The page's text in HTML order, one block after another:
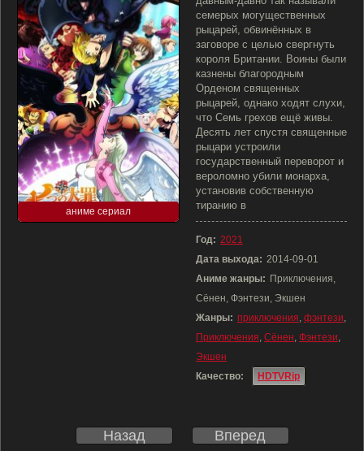
аниме сериал
семерых могущественных
рыцарей, обвинённых в
заговоре с целью свергнуть
короля Британии. Воины были
казнены благородным
Орденом священных
рыцарей, однако ходят слухи,
что Семь грехов ещё живы.
Десять лет спустя священные
рыцари устроили
государственный переворот и
вероломно убили монарха,
установив собственную
тиранию в
Год: 2021
Дата выхода: 2014-09-01
Аниме жанры: Приключения,
Сёнен, Фэнтези, Экшен
Жанры: приключения, фэнтези,
Приключения, Сёнен, Фэнтези,
Экшен
Качество:
HDTVRip
Назад Вперед